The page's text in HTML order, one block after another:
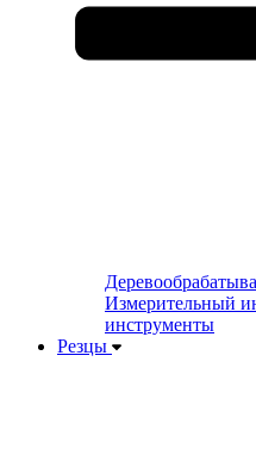
Измерительный
инструменты
Резцы